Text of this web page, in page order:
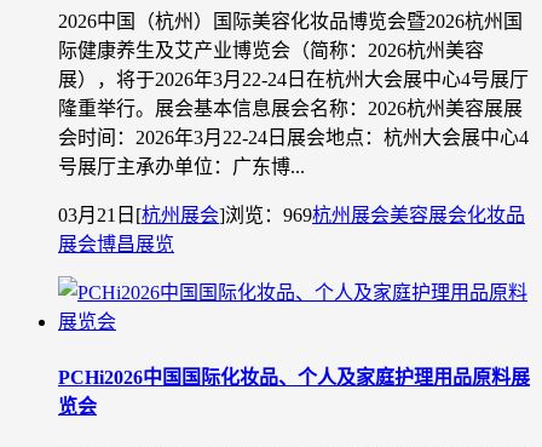
2026中国（杭州）国际美容化妆品博览会暨2026杭州国
际健康养生及艾产业博览会（简称：2026杭州美容
展），将于2026年3月22-24日在杭州大会展中心4号展厅
隆重举行。展会基本信息展会名称：2026杭州美容展展
会时间：2026年3月22-24日展会地点：杭州大会展中心4
号展厅主承办单位：广东博...
03月21日 [杭州展会]浏览：969杭州展会美容展会化妆品
展会博昌展览
PCHi2026中国国际化妆品、个人及家庭护理用品原料展
览会